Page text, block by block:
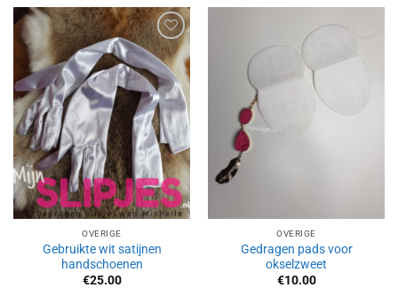
Aan
verlanglijst
toevoegen
OVERIGE
Gebruikte wit satijnen
handschoenen
€25.00
verlanglijst
OVERIGE
Gedragen pads voor
okselzweet
€10.00